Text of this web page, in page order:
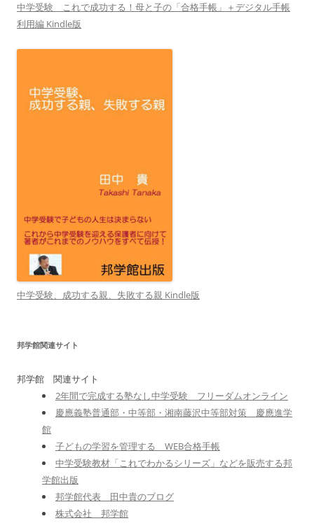
中学受験 これで成功する！母と子の「合格手帳」＋デジタル手帳
利用編 Kindle版
中学受験、成功する親、失敗する親 Kindle版
邦学館関連サイト
邦学館 関連サイト
2年間で完成する塾なし中学受験 フリーダムオンライン
慶應義塾普通部・中等部・湘南藤沢中等部対策 慶應進学
館
子どもの学習を管理する WEB合格手帳
中学受験教材「これでわかるシリーズ」などを販売する邦
学館出版
邦学館代表 田中貴のブログ
株式会社 邦学館